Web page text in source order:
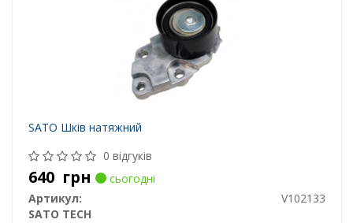
SATO Шків натяжний
0 відгуків
640 грн
сьогодні
Артикул:
V102133
SATO TECH